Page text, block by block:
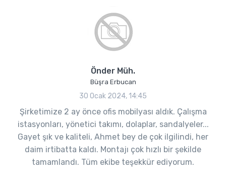
Önder Müh.
Büşra Erbucan
30 Ocak 2024, 14:45
Şirketimize 2 ay önce ofis mobilyası aldık. Çalışma
istasyonları, yönetici takımı, dolaplar, sandalyeler...
Gayet şık ve kaliteli, Ahmet bey de çok ilgilindi, her
daim irtibatta kaldı. Montajı çok hızlı bir şekilde
tamamlandı. Tüm ekibe teşekkür ediyorum.